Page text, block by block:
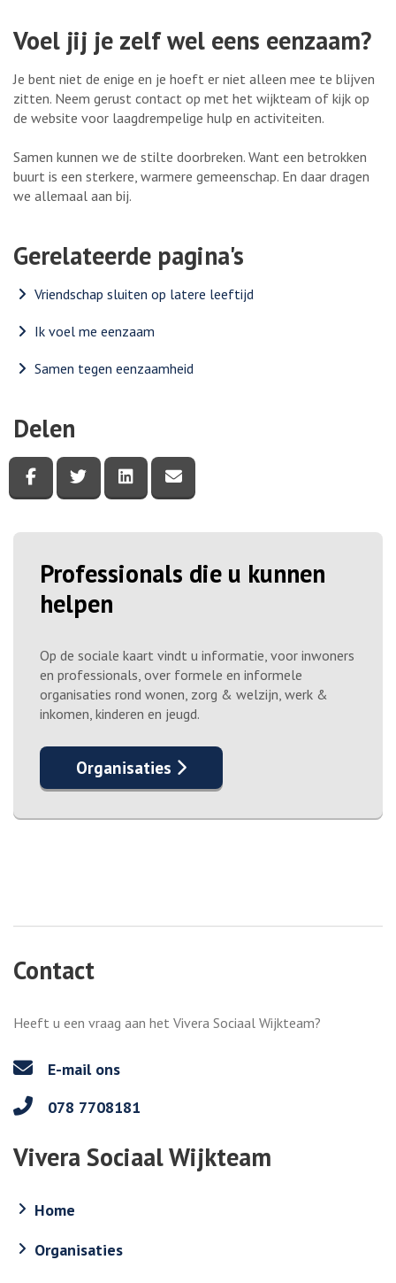
Voel jij je zelf wel eens eenzaam?
Je bent niet de enige en je hoeft er niet alleen mee te blijven
zitten. Neem gerust contact op met het wijkteam of kijk op
de website voor laagdrempelige hulp en activiteiten.
Samen kunnen we de stilte doorbreken. Want een betrokken
buurt is een sterkere, warmere gemeenschap. En daar dragen
we allemaal aan bij.
Gerelateerde pagina's
Vriendschap sluiten op latere leeftijd
Ik voel me eenzaam
Samen tegen eenzaamheid
Delen
Deel deze pagina via Facebook
Deel deze pagina via Twitter
Deel deze pagina via LinkedIn
Professionals die u kunnen
helpen
Op de sociale kaart vindt u informatie, voor inwoners
en professionals, over formele en informele
organisaties rond wonen, zorg & welzijn, werk &
inkomen, kinderen en jeugd.
Organisaties
Contact
Heeft u een vraag aan het Vivera Sociaal Wijkteam?
E-mail ons
078 7708181
Vivera Sociaal Wijkteam
Home
Organisaties